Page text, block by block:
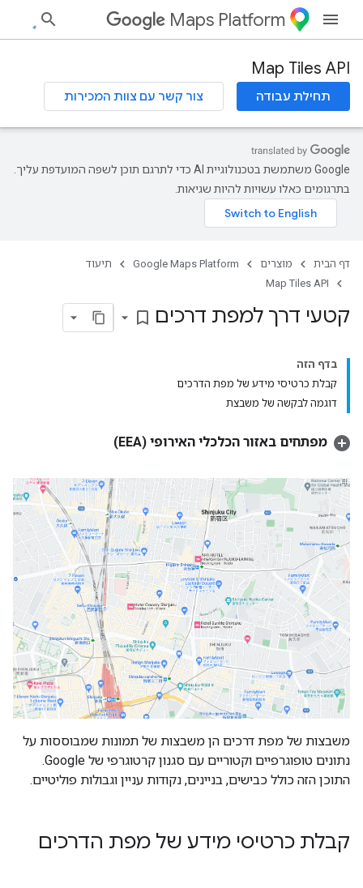
Maps Platform
Map Tiles API
תחילת עבודה צור קשר עם צוות המכירות
‫Google משתמשת בטכנולוגיית AI כדי לתרגם תוכן לשפה המועדפת עליך.
בתרגומים כאלו עשויות להיות שגיאות.
דף הבית מוצרים Google Maps Platform
תיעוד
Map Tiles API
קטעי דרך למפת דרכים bookmark_border
בדף הזה
קבלת כרטיסי מידע של מפת הדרכים
דוגמה לבקשה של משבצת
מפתחים באזור הכלכלי האירופי (EEA)
משבצות של מפת דרכים הן משבצות של תמונות שמבוססות על
נתונים טופוגרפיים וקטוריים עם סגנון קרטוגרפי של Google.
התוכן הזה כולל כבישים, בניינים, נקודות עניין וגבולות פוליטיים.
קבלת כרטיסי מידע של מפת הדרכים